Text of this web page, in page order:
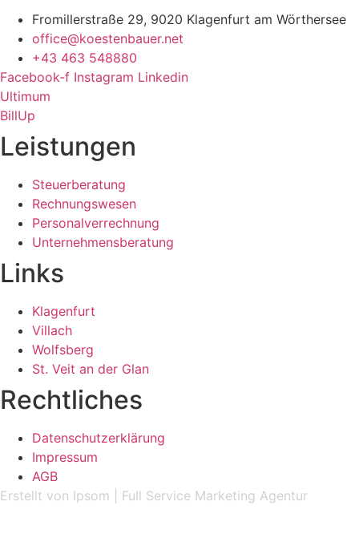
Fromillerstraße 29, 9020 Klagenfurt am Wörthersee
office@koestenbauer.net
+43 463 548880
Facebook-f Instagram Linkedin
Ultimum
BillUp
Leistungen
Steuerberatung
Rechnungswesen
Personalverrechnung
Unternehmensberatung
Links
Klagenfurt
Villach
Wolfsberg
St. Veit an der Glan
Rechtliches
Datenschutzerklärung
Impressum
AGB
Erstellt von Ipsom Full Service Marketing Agentur